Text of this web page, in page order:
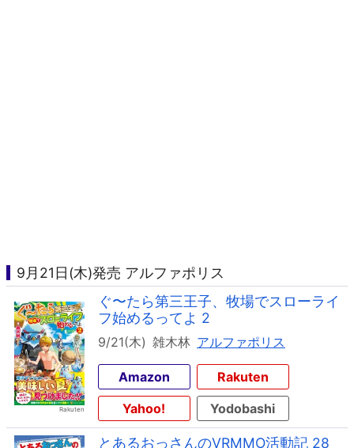
9月21日(木)発売 アルファポリス
ぐ〜たら第三王子、牧場でスローライ
フ始めるってよ 2
9/21(木) 雑木林 アルファポリス
Amazon
Rakuten
Yahoo!
Yodobashi
とあるおっさんのVRMMO活動記 28